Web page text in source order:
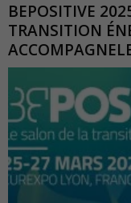
BEPOSITIVE
TRANSITION